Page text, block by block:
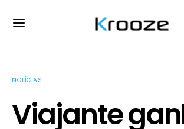
NOTÍCIAS
Viajante